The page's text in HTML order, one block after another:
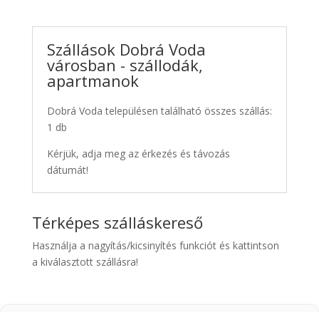
Szállások Dobrá Voda
városban - szállodák,
apartmanok
Dobrá Voda településen található összes szállás:
1 db
Kérjük, adja meg az érkezés és távozás
dátumát!
Térképes szálláskereső
Használja a nagyítás/kicsinyítés funkciót és kattintson
a kiválasztott szállásra!